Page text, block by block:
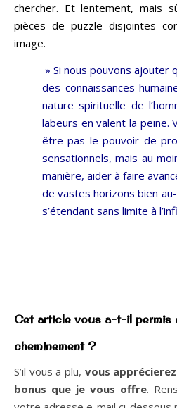
chercher. Et lentement, mais
pièces de puzzle disjointes
image.
» Si nous pouvons ajouter
des connaissances
nature spirituelle de
labeurs en valent la peine.
être pas le pouvoir de
sensationnels, mais au
manière, aider à faire
de vastes horizons bien
s’étendant sans limite à
Cet article vous a-t-il permis
cheminement ?
S’il vous a plu, vous
bonus que je vous offre.